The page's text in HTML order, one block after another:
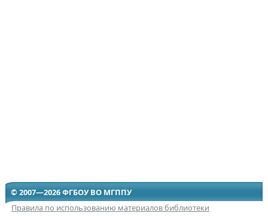
© 2007—2026 ФГБОУ ВО МГППУ
Правила по использованию материалов библиотеки